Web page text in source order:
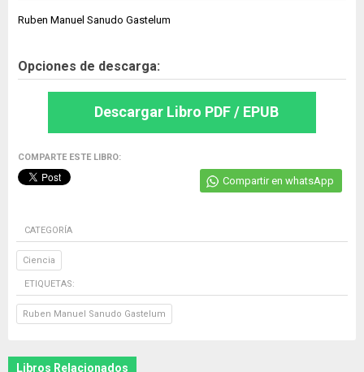
Ruben Manuel Sanudo Gastelum
Opciones de descarga:
Descargar Libro PDF / EPUB
COMPARTE ESTE LIBRO:
Compartir en whatsApp
CATEGORÍA
Ciencia
ETIQUETAS:
Ruben Manuel Sanudo Gastelum
Libros Relacionados